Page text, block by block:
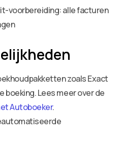
voorbereiding: alle facturen
zoals Exact
boeking. Lees meer over de
Autoboeker.